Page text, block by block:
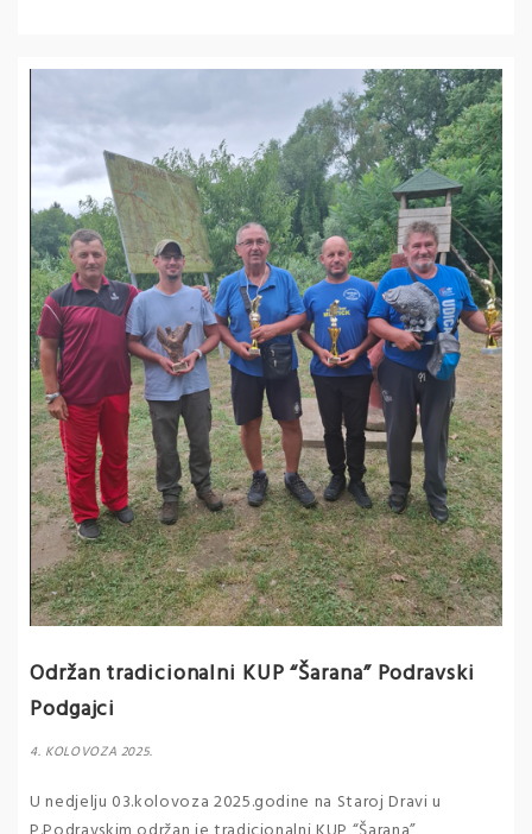
Održan tradicionalni KUP “Šarana” Podravski
Podgajci
4. KOLOVOZA 2025.
U nedjelju 03.kolovoza 2025.godine na Staroj Dravi u